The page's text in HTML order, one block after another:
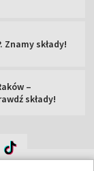
Znamy składy!
–
składy!